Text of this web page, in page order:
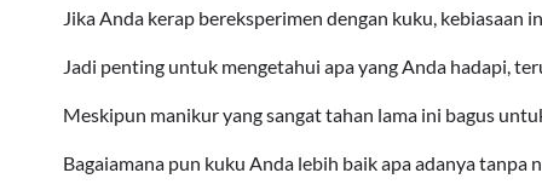
Jika Anda kerap bereksperimen dengan kuku, kebiasaan
Jadi penting untuk mengetahui apa yang Anda hadapi,
Meskipun manikur yang sangat tahan lama ini bagus
Bagaiamana pun kuku Anda lebih baik apa adanya tanpa